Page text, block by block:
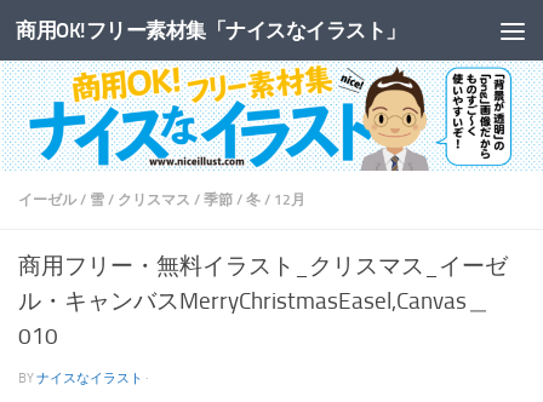
コンテンツへスキップ
商用OK!フリー素材集「ナイスなイラスト」
イーゼル / 雪 / クリスマス / 季節 / 冬 / 12月
商用フリー・無料イラスト_クリスマス_イーゼ
ル・キャンバスMerryChristmasEasel,Canvas＿
010
BYナイスなイラスト ·